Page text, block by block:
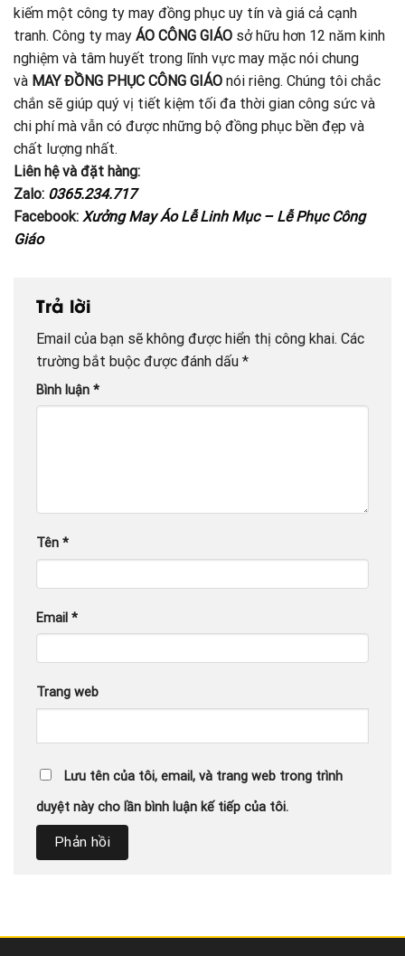
kiếm một công ty may đồng phục uy tín và giá cả cạnh
tranh. Công ty may ÁO CÔNG GIÁO sở hữu hơn 12 năm kinh
nghiệm và tâm huyết trong lĩnh vực may mặc nói chung
và MAY ĐỒNG PHỤC CÔNG GIÁO nói riêng. Chúng tôi chắc
chắn sẽ giúp quý vị tiết kiệm tối đa thời gian công sức và
chi phí mà vẫn có được những bộ đồng phục bền đẹp và
chất lượng nhất.
Liên hệ và đặt hàng:
Zalo: 0365.234.717
Facebook: Xưởng May Áo Lễ Linh Mục – Lễ Phục Công
Giáo
Trả lời
Email của bạn sẽ không được hiển thị công khai. Các
trường bắt buộc được đánh dấu *
Bình luận *
Tên *
Email *
Trang web
Lưu tên của tôi, email, và trang web trong trình
duyệt này cho lần bình luận kế tiếp của tôi.